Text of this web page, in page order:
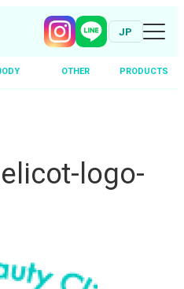
JP
OTHER PRODUCTS
logo-